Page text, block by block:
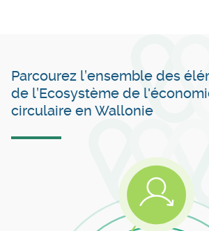
Parcourez l’ensemble des
de l’Ecosystème de
circulaire en Wallonie